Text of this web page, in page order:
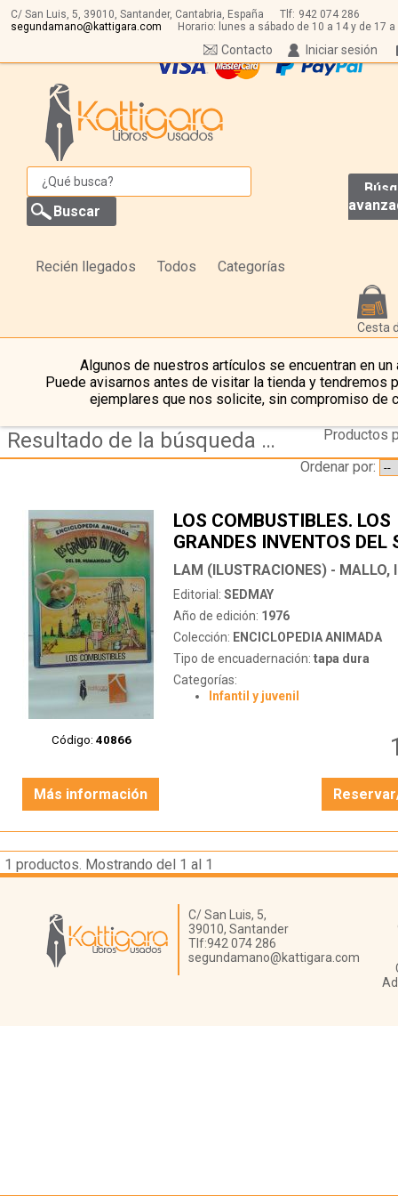
C/ San Luis, 5, 39010, Santander, Cantabria, España Tlf: 942 074 286
segundamano@kattigara.com
Horario: lunes a sábado de 10 a 14 y de 17 a
Iniciar sesión
Contacto
Recién llegados Todos Categorías
Cesta
Algunos de nuestros artículos se encuentran en un
Puede avisarnos antes de visitar la tienda y tendremos
ejemplares que nos solicite, sin compromiso de
Resultado de la búsqueda de autor lam-(ilustraciones)---mallo,-ilda-(guiones)-mallo,-daniel-(produccion)
Productos
Ordenar por:
Código: 40866
LOS COMBUSTIBLES. LOS
GRANDES INVENTOS DEL
HUMANIDAD CON TOPO
TOMO 10
Editorial: SEDMAY
Año de edición: 1976
Colección: ENCICLOPEDIA ANIMADA
Tipo de encuadernación: tapa dura
Categorías:
Infantil y juvenil
Más información
1 productos. Mostrando del 1 al 1
Librería Kattigara
C/ San Luis, 5,
39010, Santander
Tlf:942 074 286
segundamano@kattigara.com